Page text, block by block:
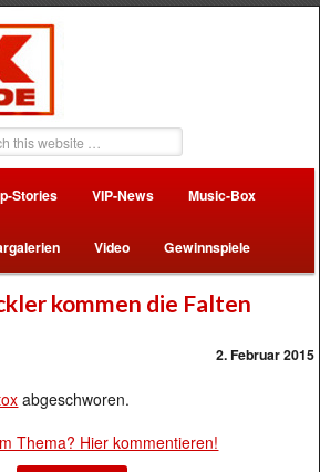
Stories VIP-News Music-Box
Video Gewinnspiele
kommen die Falten
2. Februar 2015
abgeschworen.
Thema? Hier kommentieren!